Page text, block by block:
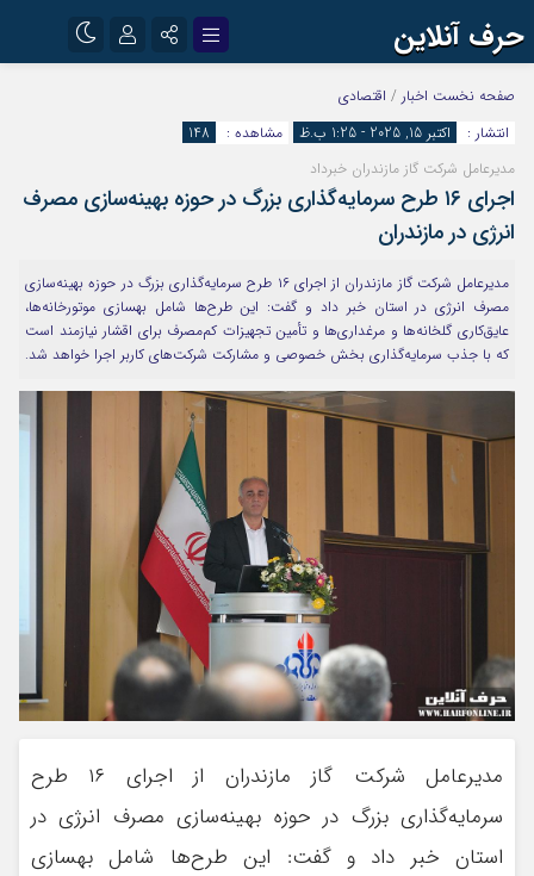
حرف آنلاین
اینستاگرام
آپارات
رمز عبور
مرا به خاطر بسپار
صفحه نخست اخبار / اقتصادی
انتشار :
اکتبر 15, 2025 - 1:25 ب.ظ مشاهده :
148
مدیرعامل شرکت گاز مازندران خبرداد
اجرای ۱۶ طرح سرمایه‌گذاری بزرگ در حوزه بهینه‌سازی مصرف
انرژی در مازندران
مدیرعامل شرکت گاز مازندران از اجرای ۱۶ طرح سرمایه‌گذاری بزرگ در حوزه بهینه‌سازی
مصرف انرژی در استان خبر داد و گفت: این طرح‌ها شامل بهسازی موتورخانه‌ها،
عایق‌کاری گلخانه‌ها و مرغداری‌ها و تأمین تجهیزات کم‌مصرف برای اقشار نیازمند است
که با جذب سرمایه‌گذاری بخش خصوصی و مشارکت شرکت‌های کاربر اجرا خواهد شد.
مدیرعامل شرکت گاز مازندران از اجرای ۱۶ طرح
سرمایه‌گذاری بزرگ در حوزه بهینه‌سازی مصرف انرژی در
استان خبر داد و گفت: این طرح‌ها شامل بهسازی